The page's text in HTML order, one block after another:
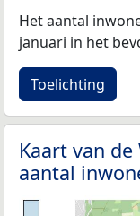
Het aantal
januari in het
Toelichting
Kaart van
aantal